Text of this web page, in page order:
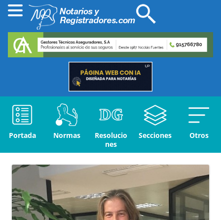
Portada Normas
Resolucio
nes
Secciones Otros